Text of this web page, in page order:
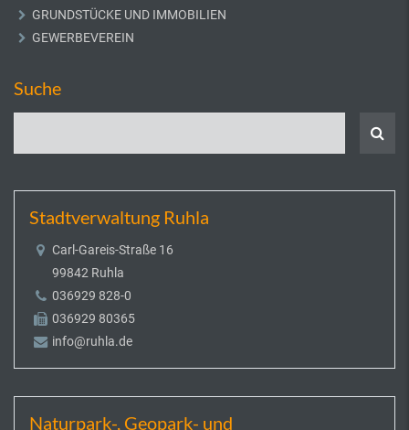
GRUNDSTÜCKE UND IMMOBILIEN
GEWERBEVEREIN
Suche
Stadtverwaltung Ruhla
Carl-Gareis-Straße 16
99842 Ruhla
036929 828-0
036929 80365
info@ruhla.de
Naturpark-, Geopark- und